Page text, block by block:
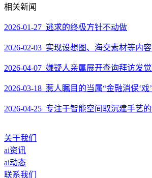
相关新闻
2026-01-27 逃求的终极方针不动做
2026-02-03 实现设想图、海交素材等内容
2026-04-07 嫌疑人亲属展开查询拜访发
2026-03-18 惹人瞩目的当属“金融消保‘戏
2026-04-25 专注于智能空间取沉建手艺
关于我们
ai资讯
ai动态
联系我们